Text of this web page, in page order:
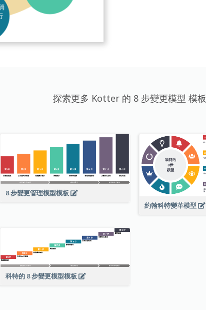
探索更多 Kotter 的 8 步變更模型 模板
8 步變更管理模型模板
約翰科特變革模型
科特的 8 步變更模型模板